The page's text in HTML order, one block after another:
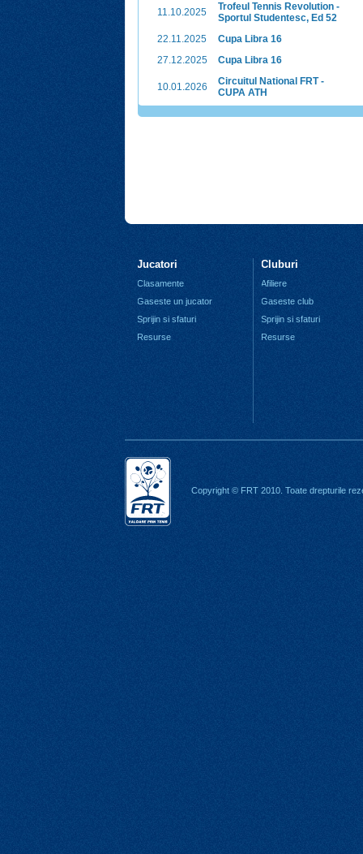
11.10.2025
Trofeul Tennis Revolution -
Sportul Studentesc, Ed 52
22.11.2025
Cupa Libra 16
27.12.2025
Cupa Libra 16
10.01.2026
Circuitul National FRT -
CUPA ATH
Jucatori
Clasamente
Gaseste un jucator
Sprijin si sfaturi
Resurse
Cluburi
Afiliere
Gaseste club
Sprijin si sfaturi
Resurse
Copyright © FRT 2010. Toate drepturile